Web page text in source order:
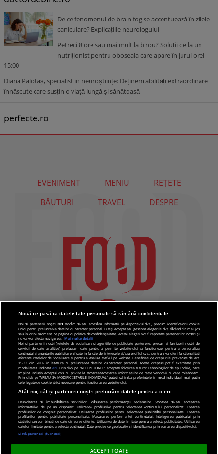
De ce fenomenul de brain fog se accentuează în zilele
caniculare? Explicațiile neurologului
Petreci 8 ore sau mai mult la birou? Soluții de la un
nutriționist pentru oboseala care apare în jurul orei
15:00
Diana Palotaș, specialist în neuroștiințe: Deținem abilități extraordinare
înnăscute care susțin o viață lungă și sănătoasă
perfecte.ro
EVENIMENT MENIU
REȚETE
BĂUTURI
TRAVEL DESPRE
© 2019 PRO TV S.R.L |Politica de Cookie|Politica
de confidentialitate
Nouă ne pasă ca datele tale personale să rămână confidențiale
Noi și partenerii noștri201 stocăm și/sau accesăm informații pe dispozitivul dvs., precum identificatorii cookie
unici pentru prelucrarea datelor cu caracter personal. Puteți accepta sau gestiona alegerile dvs. făcând clic mai jos
sau în orice moment, pe pagina cu politica de confidențialitate. Aceste alegeri vor fi raportate partenerilor noștri și
nu vă vor afecta navigarea.
Mai multe detalii
Noi si partenerii nostri (retelele de socializare si agentiile de publicitate partenere, precum si furnizorii nostri de
servicii de date analitice) prelucram date pentru a permite website-ului sa functioneze, pentru a personaliza
continutul si anunturile publicitare afisate in functie de interesele si/sau profilul dvs., pentru a va oferi functionalitati
aferente retelelor de socializare si pentru a analiza traficul pe website. Beneficiati de drepturile prevazute de art.
15-22 din GDPR in legatura cu prelucrarea datelor cu caracter personal. Aceste drepturi pot fi exercitate prin
modalitatea indicata aici. Prin click pe “ACCEPT TOATE”, acceptati folosirea tuturor Tehnologiilor de tip Cookie, care
implica inclusiv acceptul dvs. cu privire la stocarea/accesarea informatiilor de catre Vendor-ii cu care colaboram.
Prin click pe “VREAU SA MODIFIC SETARILE INDIVIDUAL” puteti schimba preferintele in mod individual, mai putin
cele legate de cookie strict necesare pentru functionarea website-ului.
Atât noi, cât și partenerii noștri prelucrăm datele pentru a oferi:
Dezvoltarea și îmbunătățirea serviciilor. Măsurarea performanței reclamelor. Stocarea și/sau accesarea
informațiilor de pe un dispozitiv. Utilizarea profilurilor pentru selectarea conținutului personalizat. Crearea
profilurilor de conținut personalizat. Utilizarea profilurilor pentru selectarea publicității personalizate. Crearea
profilurilor pentru publicitate personalizată. Măsurarea performanței conținutului. Înțelegerea publicului prin
statistici sau combinații de date din surse diferite. Utilizarea de date limitate pentru a selecta publicitatea. Utilizarea
datelor limitate pentru a selecta conținutul. Date precise de geolocație și identificarea prin scanarea dispozitivului.
Listă parteneri (furnizori)
ACCEPT TOATE